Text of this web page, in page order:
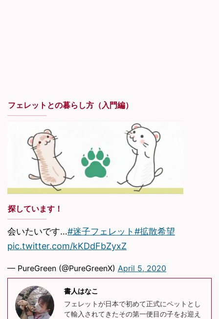
フェレットとの暮らし方（入門編）
探しています！
会いたいです…#迷子フェレット#拡散希望
pic.twitter.com/kKDdFbZyxZ
— PureGreen (@PureGreenX) April 5, 2020
書人はなこ
フェレットが日本で初めて正式にペットとし
て輸入されてきたその第一便目の子をお迎え